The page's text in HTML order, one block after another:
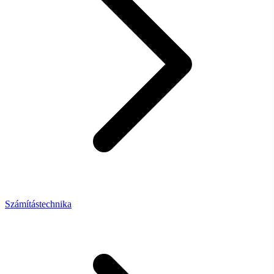
Számítástechnika